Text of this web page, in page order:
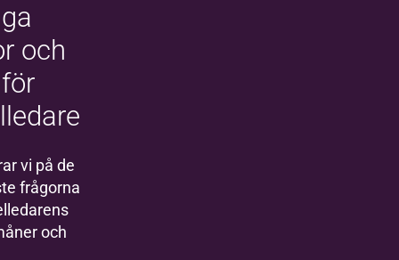
och
vi på de
frågorna
och